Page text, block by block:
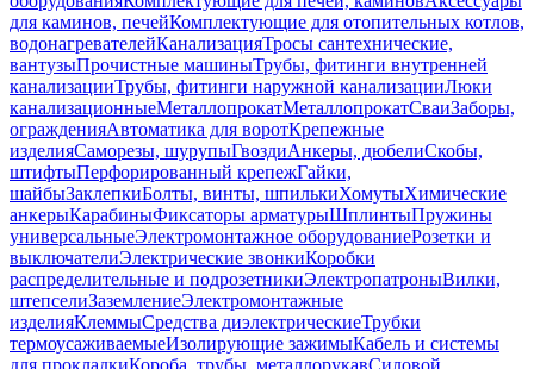
для каминов, печейКомплектующие для отопительных котлов,
водонагревателейКанализацияТросы сантехнические,
вантузыПрочистные машиныТрубы, фитинги внутренней
канализацииТрубы, фитинги наружной канализацииЛюки
канализационныеМеталлопрокатМеталлопрокатСваиЗаборы,
огражденияАвтоматика для воротКрепежные
изделияСаморезы, шурупыГвоздиАнкеры, дюбелиСкобы,
штифтыПерфорированный крепежГайки,
шайбыЗаклепкиБолты, винты, шпилькиХомутыХимические
анкерыКарабиныФиксаторы арматурыШплинтыПружины
универсальныеЭлектромонтажное оборудованиеРозетки и
выключателиЭлектрические звонкиКоробки
распределительные и подрозетникиЭлектропатроныВилки,
штепселиЗаземлениеЭлектромонтажные
изделияКлеммыСредства диэлектрическиеТрубки
термоусаживаемыеИзолирующие зажимыКабель и системы
для прокладкиКороба, трубы, металлорукавСиловой